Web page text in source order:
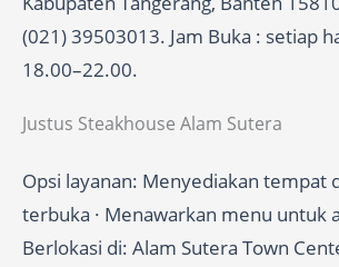
(021) 39503013. Jam Buka : setiap
18.00–22.00.
Justus Steakhouse Alam Sutera
Opsi layanan: Menyediakan tempat
terbuka · Menawarkan menu untuk
Berlokasi di: Alam Sutera Town